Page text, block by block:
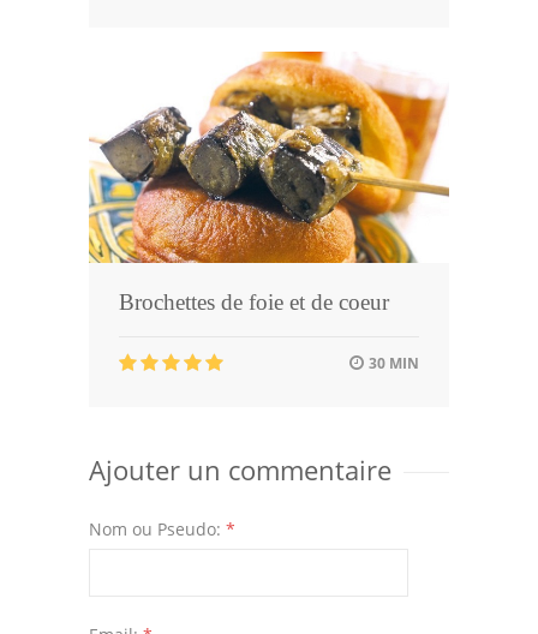
Brochettes de foie et de coeur
30 MIN
Ajouter un commentaire
Nom ou Pseudo: *